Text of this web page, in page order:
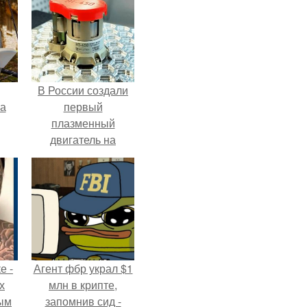
В России создали
первый
плазменный
двигатель на
криптоне.
-
Агент фбр украл $1
млн в крипте,
запомнив сид -